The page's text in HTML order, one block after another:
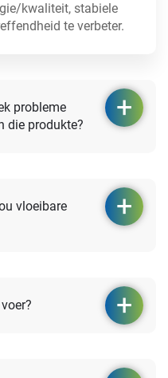
kwaliteit, stabiele
te verbeter.
probleme
die produkte?
vloeibare